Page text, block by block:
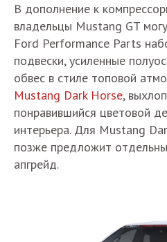
В дополнение к
владельцы Mustang GT
Ford Performance Parts
подвески, усиленные
обвес в стиле топовой
Mustang Dark Horse,
понравившийся цветовой
интерьера. Для Mustang
позже предложит
апгрейд.